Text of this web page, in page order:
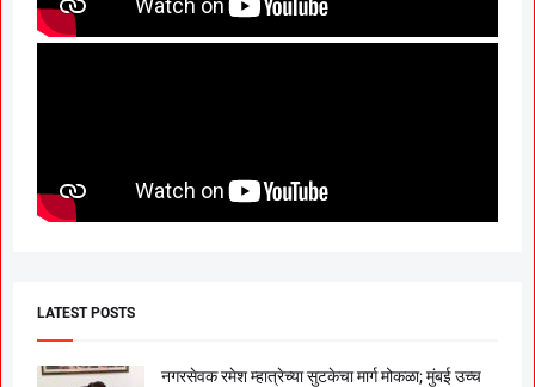
LATEST POSTS
नगरसेवक रमेश म्हात्रेच्या सुटकेचा मार्ग मोकळा; मुंबई उच्च